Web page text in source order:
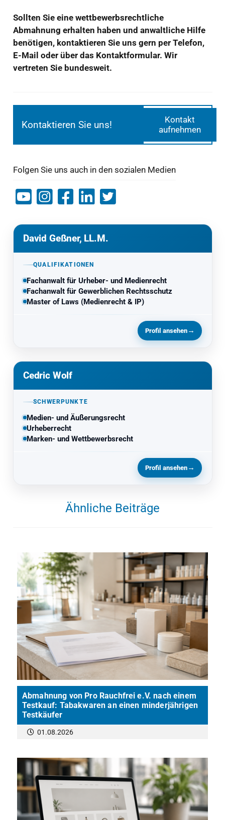
Sollten Sie eine wettbewerbsrechtliche
Abmahnung erhalten haben und anwaltliche Hilfe
benötigen, kontaktieren Sie uns gern per Telefon,
E-Mail oder über das Kontaktformular. Wir
vertreten Sie bundesweit.
Kontaktieren Sie uns!
Kontakt
aufnehmen
Folgen Sie uns auch in den sozialen Medien
David Geßner, LL.M.
QUALIFIKATIONEN
Fachanwalt für Urheber- und Medienrecht
Fachanwalt für Gewerblichen Rechtsschutz
Master of Laws (Medienrecht & IP)
Profil ansehen→
Cedric Wolf
SCHWERPUNKTE
Medien- und Äußerungsrecht
Urheberrecht
Marken- und Wettbewerbsrecht
Profil ansehen→
Ähnliche Beiträge
Abmahnung von Pro Rauchfrei e.V. nach einem
Testkauf: Tabakwaren an einen minderjährigen
Testkäufer
01.08.2026